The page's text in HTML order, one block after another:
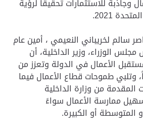
وجاذبة للاستثمارات تحقيقاً لرؤية
2021.
سالم لخريباني النعيمي ، أمين عام
الوزراء، وزير الداخلية، أن
الأعمال في الدولة وتعزز من
وتلبي طموحات قطاع الأعمال فيما
المقدمة من وزارة الداخلية
ممارسة الأعمال سواءً
أو الكبيرة.